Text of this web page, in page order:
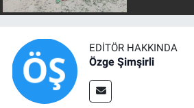
EDITÖR HAKKINDA
Özge Şimşirli